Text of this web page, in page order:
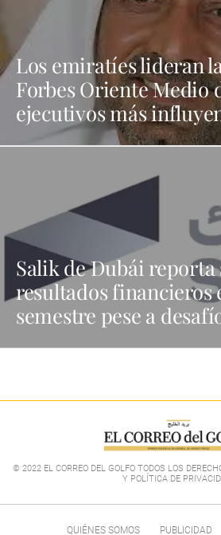
Los emiratíes lideran
Forbes Oriente Medio
ejecutivos más
Salik de Dubái reporta
resultados financieros
semestre pese a
© 2022 EL CORREO DEL GOLFO TODOS LOS
Y POLÍTICA DE
QUIÉNES SOMOS PUBLICIDAD